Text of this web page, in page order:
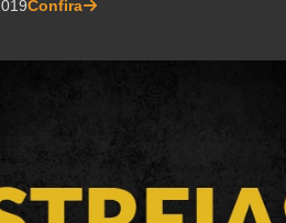
Confira